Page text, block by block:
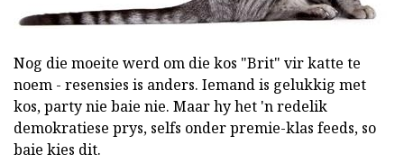
Nog die moeite werd om die kos "Brit" vir katte te
noem - resensies is anders. Iemand is gelukkig met
kos, party nie baie nie. Maar hy het 'n redelik
demokratiese prys, selfs onder premie-klas feeds, so
baie kies dit.